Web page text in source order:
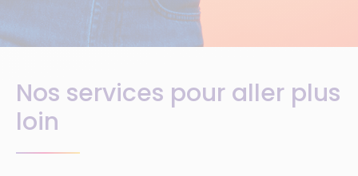
Nos services pour aller plus
loin